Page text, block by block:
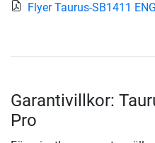
Flyer Taurus-SB1411 ENG
Garantivillkor:
Pro